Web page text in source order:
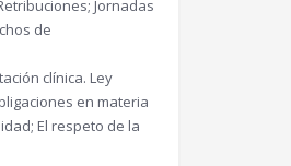
Jornadas
de
clínica. Ley
en materia
El respeto de la